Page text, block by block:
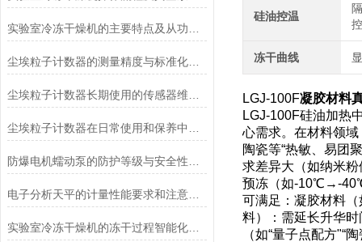
尘埃粒子计数器的测量精度与标准化方法
电子分析天平的计量性能要求和注意事项说明
实验室冷冻干燥机的冻干过程智能化功能和基本操作流程
硅油控温
冻干曲线
LGJ-100F凝胶材料
LGJ-100F硅油加热
心需求。在材料领
陶瓷等“热敏、易团
求差异大（如纳米
预冻（如-10℃→-
可满足：凝胶材料
料）：需延长升华
（如“量子点配方"“